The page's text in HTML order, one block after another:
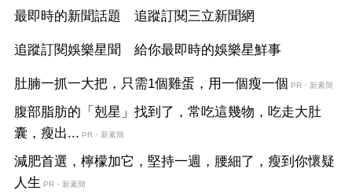
最即時的新聞話題 追蹤訂閱三立新聞網
追蹤訂閱娛樂星聞 給你最即時的娛樂星鮮事
肚腩一抓一大把，只需1個雞蛋，用一個瘦一個 PR・新素簡
腹部脂肪的「剋星」找到了，常吃這幾物，吃走大肚
囊，瘦出... PR・新素簡
減肥首選，檸檬加它，堅持一週，腰細了，瘦到你懷疑
人生 PR・新素簡